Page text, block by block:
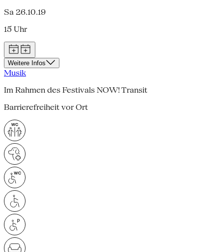
Sa 26.10.19
15 Uhr
Weitere Infos
Musik
Im Rahmen des Festivals NOW! Transit
Barrierefreiheit vor Ort